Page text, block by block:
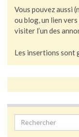
Vous pouvez aussi
ou blog, un lien
visiter l’un des
Les insertions sont
Search for: